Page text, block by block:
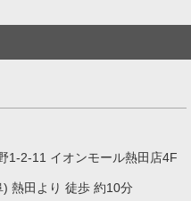
1-2-11 イオンモール熱田店4F
熱田より 徒歩 約10分